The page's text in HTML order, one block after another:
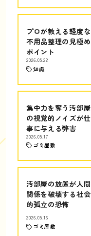
プロが教える軽度な
不用品整理の見極め
ポイント
2026.05.22
知識
集中力を奪う汚部屋
の視覚的ノイズが仕
事に与える弊害
2026.05.17
ゴミ屋敷
汚部屋の放置が人間
関係を破壊する社会
的孤立の恐怖
2026.05.16
ゴミ屋敷